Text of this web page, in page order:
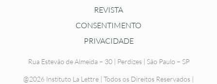
REVISTA
CONSENTIMENTO
PRIVACIDADE
Rua Estevão de Almeida – 30 | Perdizes | São Paulo – SP
@2026 Instituto La Lettre | Todos os Direitos Reservados |